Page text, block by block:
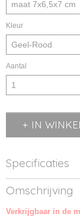
Kleur
Aantal
IN
Specificaties
Productcode
M131175-137446
Productcode
Omschrijving
Verkrijgbaar in de